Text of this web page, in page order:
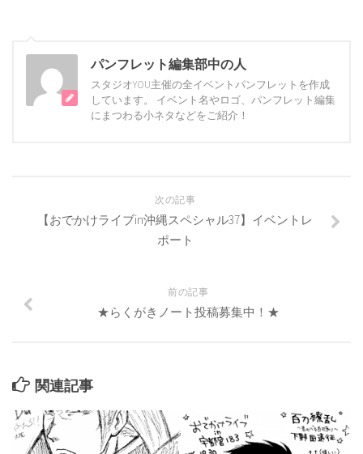
パンフレット編集部中の人
スタジオYOU主催の全イベントパンフレットを作成
しています。 イベント名やロゴ、パンフレット編集
にまつわる小ネタなどをご紹介！
次の記事
【おでかけライブin沖縄スペシャル37】イベントレ
ポート
前の記事
★らくがきノート投稿募集中！★
関連記事